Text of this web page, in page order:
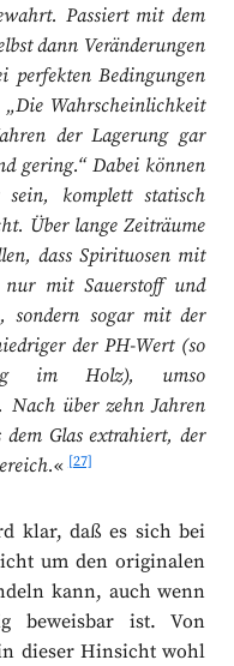
Passiert mit dem
dann Veränderungen
perfekten Bedingungen
Wahrscheinlichkeit
der Lagerung gar
gering.“ Dabei können
sein, komplett statisch
Über lange Zeiträume
dass Spirituosen mit
mit Sauerstoff und
sondern sogar mit der
der PH-Wert (so
im Holz), umso
Nach über zehn Jahren
Glas extrahiert, der
«[27]
klar, daß es sich bei
um den originalen
kann, auch wenn
beweisbar ist. Von
dieser Hinsicht wohl